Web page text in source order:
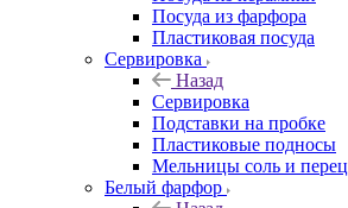
Посуда из фарфора
Пластиковая посуда
Сервировка
Назад
Сервировка
Подставки на пробке
Пластиковые подносы
Мельницы соль и перец
Белый фарфор